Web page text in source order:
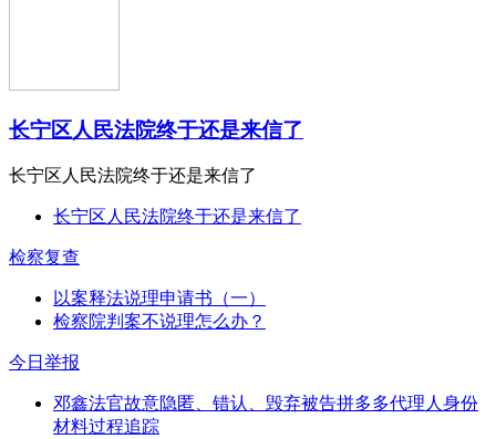
长宁区人民法院终于还是来信了
长宁区人民法院终于还是来信了
长宁区人民法院终于还是来信了
检察复查
以案释法说理申请书（一）
检察院判案不说理怎么办？
今日举报
邓鑫法官故意隐匿、错认、毁弃被告拼多多代理人身份
材料过程追踪